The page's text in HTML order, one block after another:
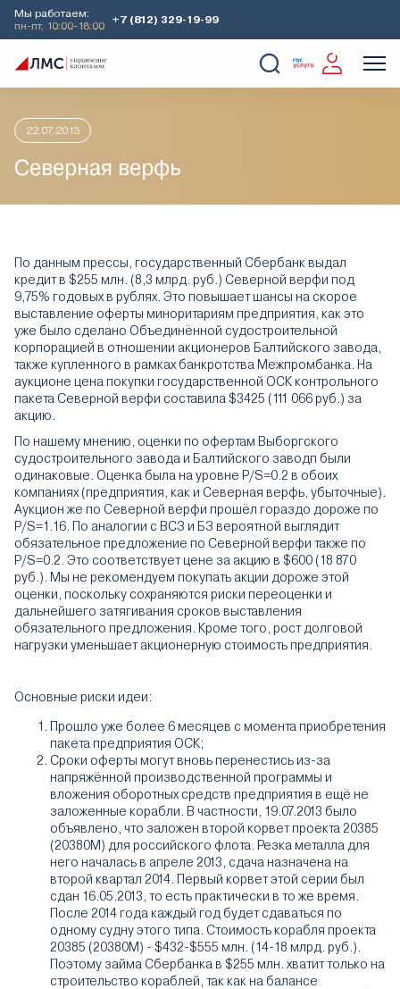
Мы работаем:
пн-пт, 10:00-18:00
+7 (812) 329-19-99
Главная Аналитика
22.07.2013
Северная верфь
По данным прессы, государственный Сбербанк выдал
кредит в $255 млн. (8,3 млрд. руб.) Северной верфи под
9,75% годовых в рублях. Это повышает шансы на скорое
выставление оферты миноритариям предприятия, как это
уже было сделано Объединённой судостроительной
корпорацией в отношении акционеров Балтийского завода,
также купленного в рамках банкротства Межпромбанка. На
аукционе цена покупки государственной ОСК контрольного
пакета Северной верфи составила $3425 (111 066 руб.) за
акцию.
По нашему мнению, оценки по офертам Выборгского
судостроительного завода и Балтийского заводп были
одинаковые. Оценка была на уровне P/S=0.2 в обоих
компаниях (предприятия, как и Северная верфь, убыточные).
Аукцион же по Северной верфи прошёл гораздо дороже по
P/S=1.16. По аналогии с ВСЗ и БЗ вероятной выглядит
обязательное предложение по Северной верфи также по
P/S=0.2. Это соответствует цене за акцию в $600 (18 870
руб.). Мы не рекомендуем покупать акции дороже этой
оценки, поскольку сохраняются риски переоценки и
дальнейшего затягивания сроков выставления
обязательного предложения. Кроме того, рост долговой
нагрузки уменьшает акционерную стоимость предприятия.
Основные риски идеи:
Прошло уже более 6 месяцев с момента приобретения
пакета предприятия ОСК;
Сроки оферты могут вновь перенестись из-за
напряжённой производственной программы и
вложения оборотных средств предприятия в ещё не
заложенные корабли. В частности, 19.07.2013 было
объявлено, что заложен второй корвет проекта 20385
(20380М) для российского флота. Резка металла для
него началась в апреле 2013, сдача назначена на
второй квартал 2014. Первый корвет этой серии был
сдан 16.05.2013, то есть практически в то же время.
После 2014 года каждый год будет сдаваться по
одному судну этого типа. Стоимость корабля проекта
20385 (20380М) - $432-$555 млн. (14-18 млрд. руб.).
Поэтому займа Сбербанка в $255 млн. хватит только на
строительство кораблей, так как на балансе